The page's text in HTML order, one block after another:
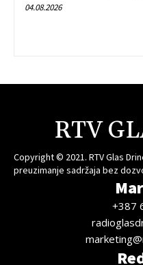
04.08.2026
RTV
Copyright © 2021. RTV Glas
preuzimanje sadržaja bez
+387